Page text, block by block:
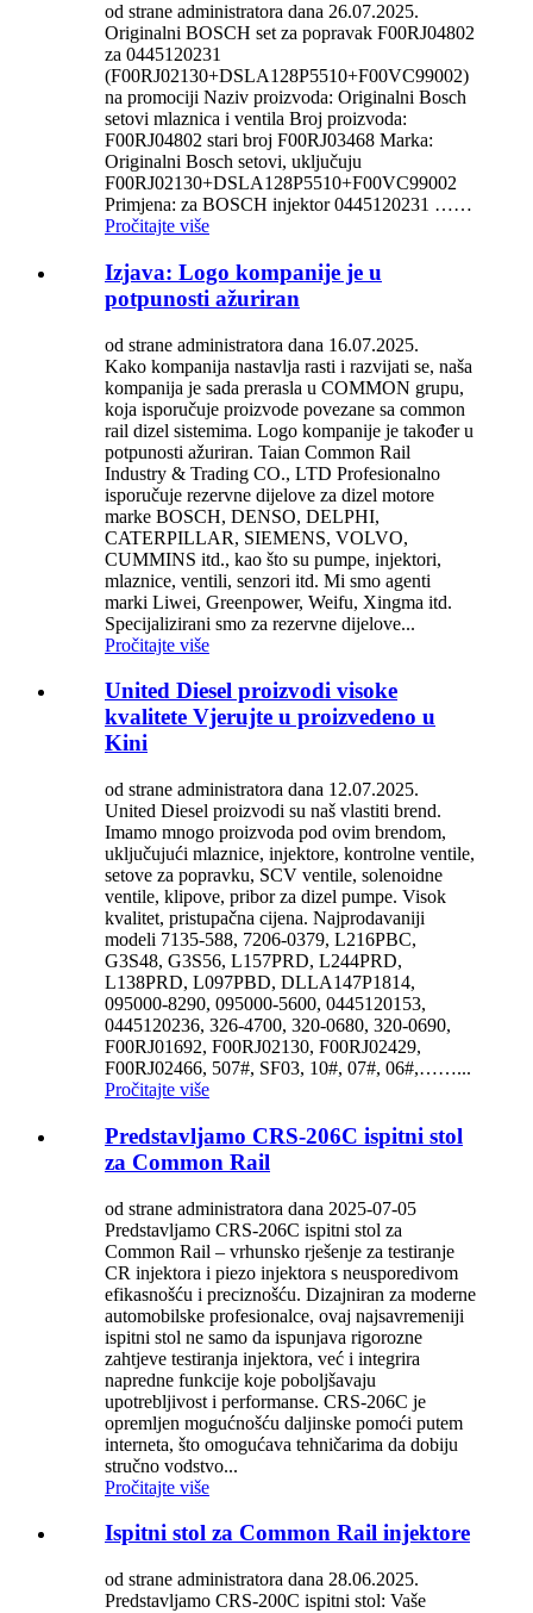
od strane administratora dana 26.07.2025.
Originalni BOSCH set za popravak F00RJ04802
za 0445120231
(F00RJ02130+DSLA128P5510+F00VC99002)
na promociji Naziv proizvoda: Originalni Bosch
setovi mlaznica i ventila Broj proizvoda:
F00RJ04802 stari broj F00RJ03468 Marka:
Originalni Bosch setovi, uključuju
F00RJ02130+DSLA128P5510+F00VC99002
Primjena: za BOSCH injektor 0445120231 ……
Pročitajte više
Izjava: Logo kompanije je u
potpunosti ažuriran
od strane administratora dana 16.07.2025.
Kako kompanija nastavlja rasti i razvijati se, naša
kompanija je sada prerasla u COMMON grupu,
koja isporučuje proizvode povezane sa common
rail dizel sistemima. Logo kompanije je također u
potpunosti ažuriran. Taian Common Rail
Industry & Trading CO., LTD Profesionalno
isporučuje rezervne dijelove za dizel motore
marke BOSCH, DENSO, DELPHI,
CATERPILLAR, SIEMENS, VOLVO,
CUMMINS itd., kao što su pumpe, injektori,
mlaznice, ventili, senzori itd. Mi smo agenti
marki Liwei, Greenpower, Weifu, Xingma itd.
Specijalizirani smo za rezervne dijelove...
Pročitajte više
United Diesel proizvodi visoke
kvalitete Vjerujte u proizvedeno u
Kini
od strane administratora dana 12.07.2025.
United Diesel proizvodi su naš vlastiti brend.
Imamo mnogo proizvoda pod ovim brendom,
uključujući mlaznice, injektore, kontrolne ventile,
setove za popravku, SCV ventile, solenoidne
ventile, klipove, pribor za dizel pumpe. Visok
kvalitet, pristupačna cijena. Najprodavaniji
modeli 7135-588, 7206-0379, L216PBC,
G3S48, G3S56, L157PRD, L244PRD,
L138PRD, L097PBD, DLLA147P1814,
095000-8290, 095000-5600, 0445120153,
0445120236, 326-4700, 320-0680, 320-0690,
F00RJ01692, F00RJ02130, F00RJ02429,
F00RJ02466, 507#, SF03, 10#, 07#, 06#,……...
Pročitajte više
Predstavljamo CRS-206C ispitni stol
za Common Rail
od strane administratora dana 2025-07-05
Predstavljamo CRS-206C ispitni stol za
Common Rail – vrhunsko rješenje za testiranje
CR injektora i piezo injektora s neusporedivom
efikasnošću i preciznošću. Dizajniran za moderne
automobilske profesionalce, ovaj najsavremeniji
ispitni stol ne samo da ispunjava rigorozne
zahtjeve testiranja injektora, već i integrira
napredne funkcije koje poboljšavaju
upotrebljivost i performanse. CRS-206C je
opremljen mogućnošću daljinske pomoći putem
interneta, što omogućava tehničarima da dobiju
stručno vodstvo...
Pročitajte više
Ispitni stol za Common Rail injektore
od strane administratora dana 28.06.2025.
Predstavljamo CRS-200C ispitni stol: Vaše